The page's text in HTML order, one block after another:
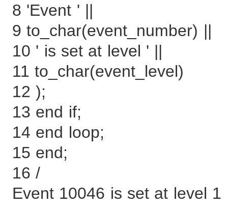
8 'Event ' ||
9 to_char(event_number) ||
10 ' is set at level ' ||
11 to_char(event_level)
12 );
13 end if;
14 end loop;
15 end;
16 /
Event 10046 is set at level 1